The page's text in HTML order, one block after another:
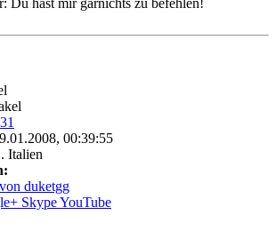
Du hast mir garnichts zu befehlen!
00:39:55
Italien
duketgg
SkypeYouTube